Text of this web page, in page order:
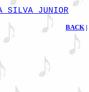
SILVA JUNIOR
BACK |